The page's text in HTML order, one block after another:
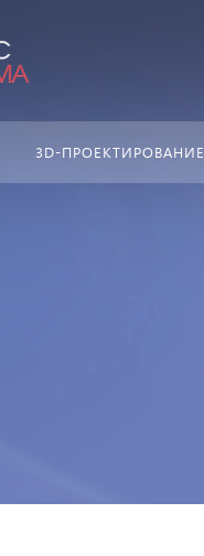
3D-ПРОЕКТИРОВАНИЕ